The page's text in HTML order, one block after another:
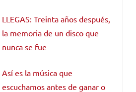
LLEGAS: Treinta años después,
la memoria de un disco que
nunca se fue
Así es la música que
escuchamos antes de ganar o